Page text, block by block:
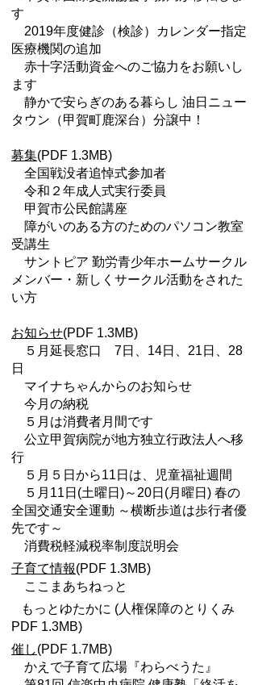
す
2019年度健診（検診）カレンダー指定
医療機関の追加
赤十字活動資金へのご協力をお願いし
ます
静かで安らぎのある暮らし 油日ニュー
タウン（甲賀町鹿深台）分譲中！
募集(PDF 1.3MB)
全国戦没者追悼式参加者
令和２年成人式実行委員
甲賀市公民館講座
障がいのある方のためのパソコン教室
受講生
サントピア 勤労青少年ホームサークル
メンバー・新しくサークル活動をされた
い方
お知らせ(PDF 1.3MB)
５月延長窓口 7日、14日、21日、28
日
マイナちゃんからのお知らせ
今月の納税
５月は消費者月間です
公立甲賀病院が地方独立行政法人へ移
行
５月５日から11日は、児童福祉週間
５月11日(土曜日)～20日(月曜日) 春の
全国交通安全運動 ～横断歩道は歩行者優
先です～
消費税軽減税率制度説明会
子育て情報(PDF 1.3MB)
ここまあちねっと
もっとゆたかに (人権保障のとりくみ
PDF 1.3MB)
催し(PDF 1.7MB)
かえで子育て広場『わらべうた』